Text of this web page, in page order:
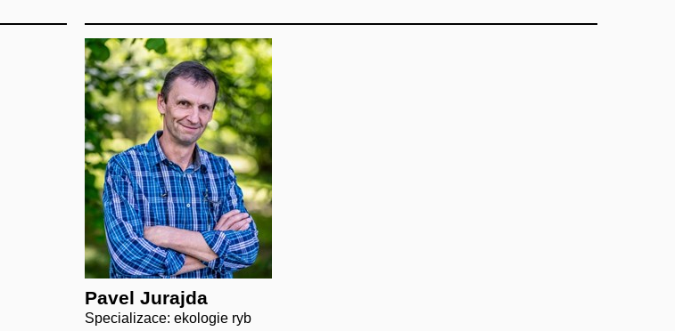
Pavel Jurajda
Specializace: ekologie ryb